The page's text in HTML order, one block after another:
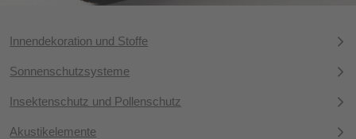
Innendekoration und Stoffe
Sonnenschutzsysteme
Insektenschutz und Pollenschutz
Akustikelemente